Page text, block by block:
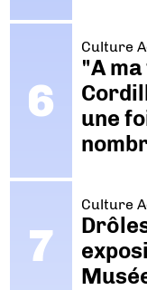
Culture
"A
une
Culture